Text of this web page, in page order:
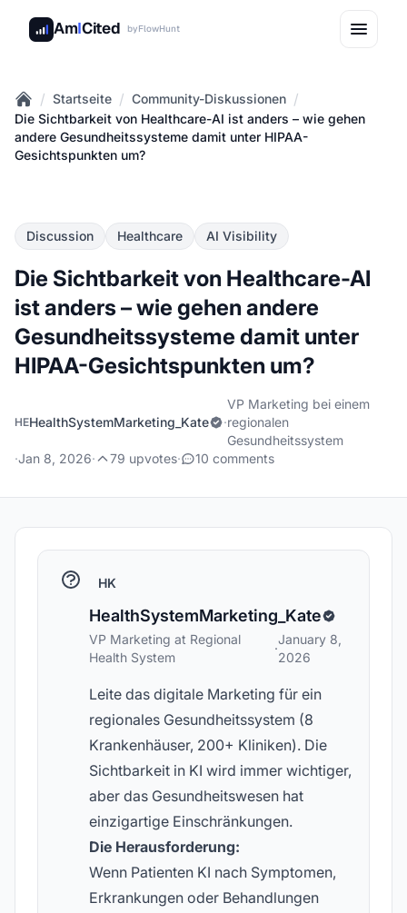
AmICited byFlowHunt
Home
/ Startseite / Community-Diskussionen /
Die Sichtbarkeit von Healthcare-AI ist anders – wie gehen
andere Gesundheitssysteme damit unter HIPAA-
Gesichtspunkten um?
Discussion Healthcare AI Visibility
Die Sichtbarkeit von Healthcare-AI
ist anders – wie gehen andere
Gesundheitssysteme damit unter
HIPAA-Gesichtspunkten um?
HEHealthSystemMarketing_Kate ·
VP Marketing bei einem
regionalen
Gesundheitssystem
·Jan 8, 2026· 79 upvotes· 10 comments
HK
HealthSystemMarketing_Kate
VP Marketing at Regional
Health System
·
January 8,
2026
Leite das digitale Marketing für ein
regionales Gesundheitssystem (8
Krankenhäuser, 200+ Kliniken). Die
Sichtbarkeit in KI wird immer wichtiger,
aber das Gesundheitswesen hat
einzigartige Einschränkungen.
Die Herausforderung:
Wenn Patienten KI nach Symptomen,
Erkrankungen oder Behandlungen